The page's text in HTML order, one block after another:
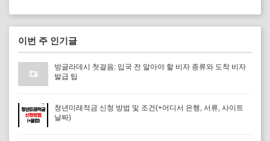
이번 주 인기글
방글라데시 첫걸음: 입국 전 알아야 할 비자 종류와 도착 비자
발급 팁
청년미래적금 신청 방법 및 조건(+어디서 은행, 서류, 사이트
날짜)